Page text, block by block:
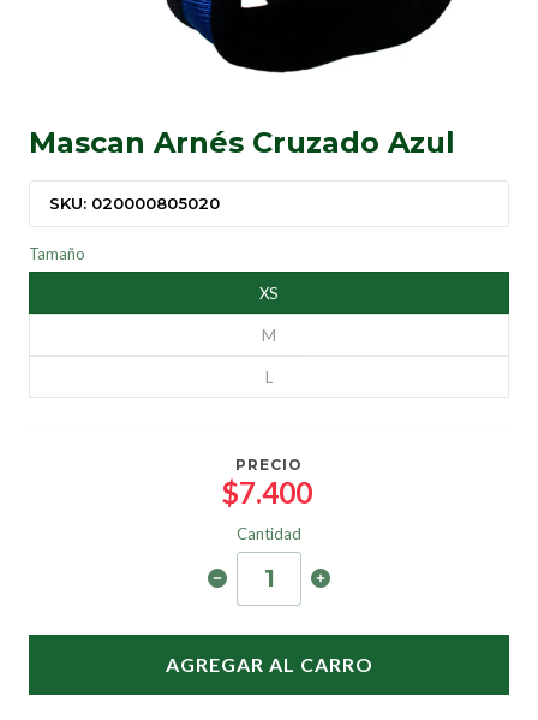
Mascan Arnés Cruzado Azul
SKU: 020000805020
Tamaño
XS
M
L
PRECIO
$7.400
Cantidad
AGREGAR AL CARRO